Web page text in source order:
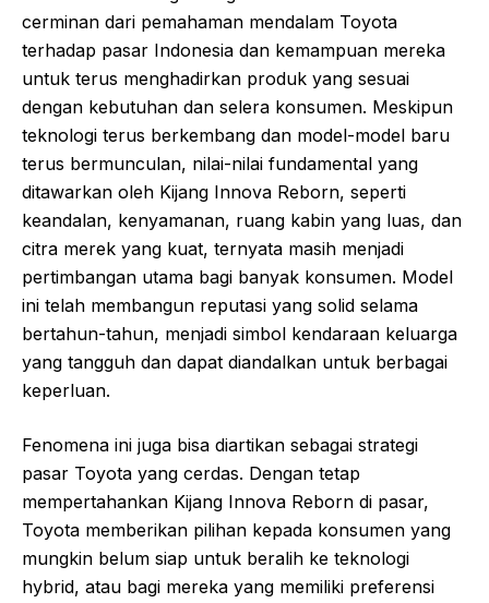
cerminan dari pemahaman mendalam Toyota
terhadap pasar Indonesia dan kemampuan mereka
untuk terus menghadirkan produk yang sesuai
dengan kebutuhan dan selera konsumen. Meskipun
teknologi terus berkembang dan model-model baru
terus bermunculan, nilai-nilai fundamental yang
ditawarkan oleh Kijang Innova Reborn, seperti
keandalan, kenyamanan, ruang kabin yang luas, dan
citra merek yang kuat, ternyata masih menjadi
pertimbangan utama bagi banyak konsumen. Model
ini telah membangun reputasi yang solid selama
bertahun-tahun, menjadi simbol kendaraan keluarga
yang tangguh dan dapat diandalkan untuk berbagai
keperluan.
Fenomena ini juga bisa diartikan sebagai strategi
pasar Toyota yang cerdas. Dengan tetap
mempertahankan Kijang Innova Reborn di pasar,
Toyota memberikan pilihan kepada konsumen yang
mungkin belum siap untuk beralih ke teknologi
hybrid, atau bagi mereka yang memiliki preferensi